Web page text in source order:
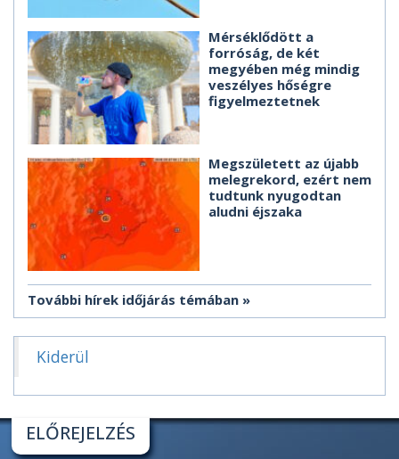
Mérséklődött a
forróság, de két
megyében még mindig
veszélyes hőségre
figyelmeztetnek
Megszületett az újabb
melegrekord, ezért nem
tudtunk nyugodtan
aludni éjszaka
További hírek időjárás témában
Kiderül
ELŐREJELZÉS